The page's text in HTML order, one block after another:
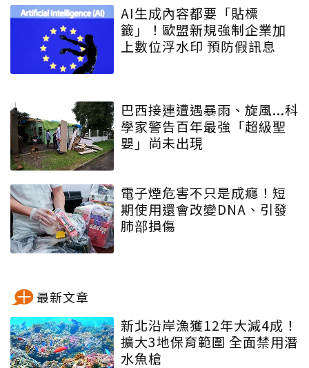
AI生成內容都要「貼標
籤」！歐盟新規強制企業加
上數位浮水印 預防假訊息
巴西接連遭遇暴雨、旋風...科
學家警告百年最強「超級聖
嬰」尚未出現
電子煙危害不只是成癮！短
期使用還會改變DNA、引發
肺部損傷
最新文章
新北沿岸漁獲12年大減4成！
擴大3地保育範圍 全面禁用潛
水魚槍